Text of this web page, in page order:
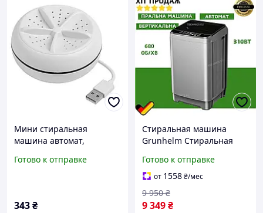
Мини стиральная
машина автомат,
ведро, Стиральная
Готово к отправке
343₴
Стиральная машина
Grunhelm Стиральная
вертикальной загрузкой
Автоматическая
стиральная машина с
загрузкой 7 кг
Готово к отправке
от 1558₴/мес
9 349₴
9 950 ₴